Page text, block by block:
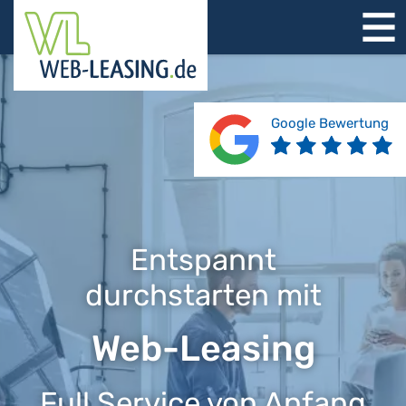
STARTSEITE
ÜBER UNS
PRODUKTE
REFERENZEN
BERATUNG
JOBS
KONTAKT
Entspannt
durchstarten mit
Web-Leasing
Google Bewertung